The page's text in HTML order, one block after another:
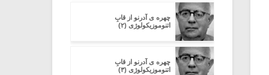
چهره ی آدرنو از قابِ
اتنوموزیکولوژی (۲)
چهره ی آدرنو از قابِ
اتنوموزیکولوژی (۳)